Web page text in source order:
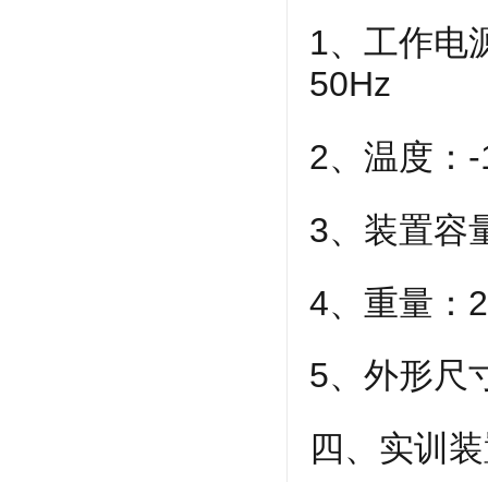
1、工作电
50Hz
2、温度
3、装置容
4、重量：
5、外形尺
四、实训